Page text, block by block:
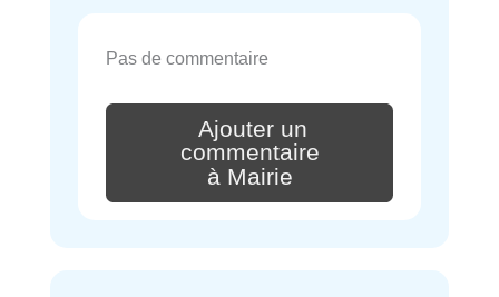
Pas de commentaire
Ajouter un
commentaire
à Mairie